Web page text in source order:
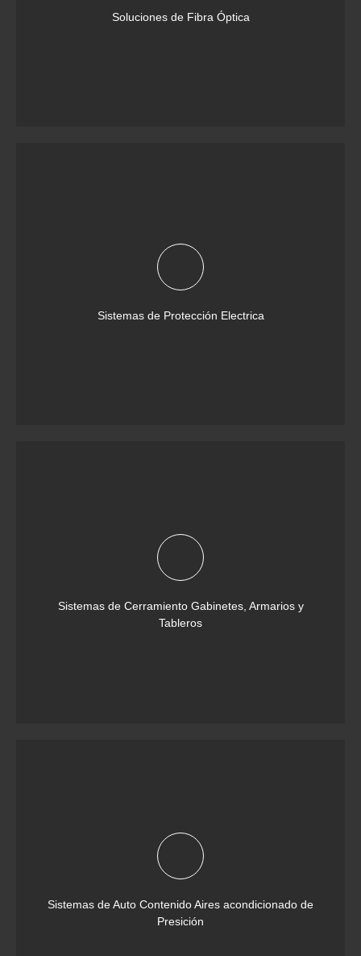
Soluciones de Fibra Óptica
Sistemas de Protección Electrica
Sistemas de Cerramiento Gabinetes, Armarios y
Tableros
Sistemas de Auto Contenido Aires acondicionado de
Presición